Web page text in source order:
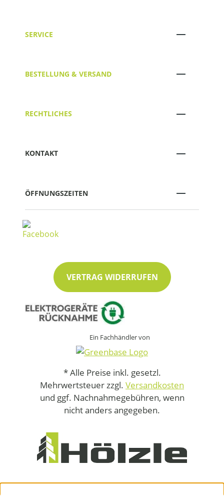
SERVICE
BESTELLUNG & VERSAND
RECHTLICHES
KONTAKT
ÖFFNUNGSZEITEN
VERTRAG WIDERRUFEN
Ein Fachhändler von
* Alle Preise inkl. gesetzl.
Mehrwertsteuer zzgl. Versandkosten
und ggf. Nachnahmegebühren, wenn
nicht anders angegeben.